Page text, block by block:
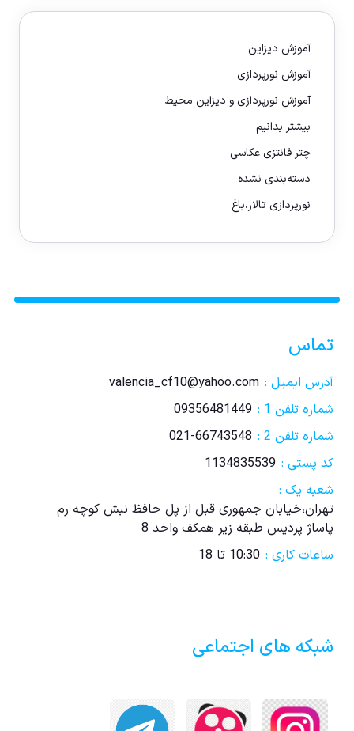
آموزش دیزاین
آموزش نورپردازی
آموزش نورپردازی و دیزاین محیط
بیشتر بدانیم
چتر فانتزی عکاسی
دسته‌بندی نشده
نورپردازی تالار،باغ
تماس
آدرس ایمیل : valencia_cf10@yahoo.com
شماره تلفن 1 :
09356481449
شماره تلفن 2 :
021-66743548
کد پستی : 1134835539
شعبه یک :
تهران،خیابان جمهوری قبل از پل حافظ نبش کوچه رم
پاساژ پردیس طبقه زیر همکف واحد 8
ساعات کاری : 10:30 تا 18
شبکه های اجتماعی